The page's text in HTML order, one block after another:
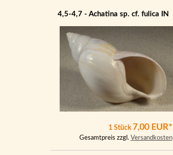
4,5-4,7 - Achatina sp. cf. fulica IN
1 Stück 7,00 EUR*
Gesamtpreis zzgl. Versandkosten